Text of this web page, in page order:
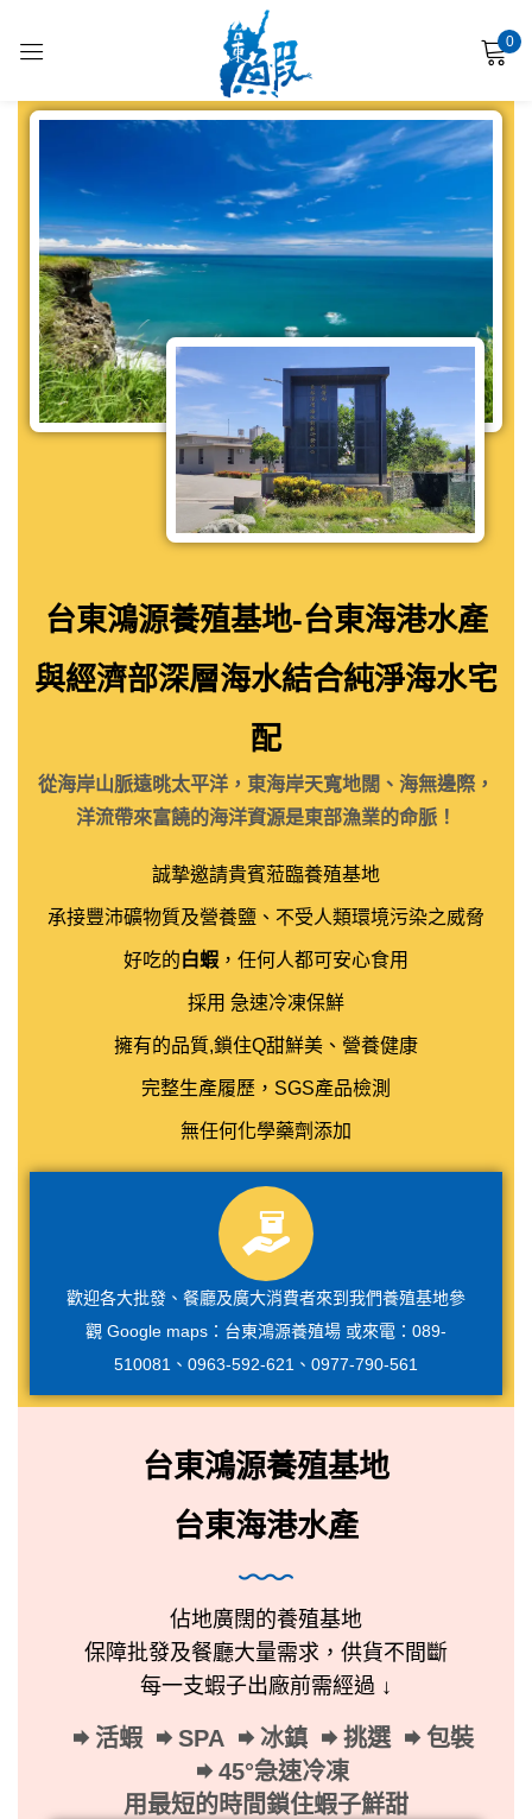
0
台東鴻源養殖基地-台東海港水產
與經濟部深層海水結合純淨海水宅
配
從海岸山脈遠晀太平洋，東海岸天寬地闊、海無邊際，
洋流帶來富饒的海洋資源是東部漁業的命脈！
誠摯邀請貴賓蒞臨養殖基地
承接豐沛礦物質及營養鹽、不受人類環境污染之威脅
好吃的白蝦 ，任何人都可安心食用
採用 急速冷凍保鮮
擁有的品質,鎖住Q甜鮮美、營養健康
完整生產履歷，SGS產品檢測
無任何化學藥劑添加
歡迎各大批發、餐廳及廣大消費者來到我們養殖基地參
觀 Google maps：台東鴻源養殖場 或來電：089-
510081、0963-592-621、0977-790-561
台東鴻源養殖基地
台東海港水產
佔地廣闊的養殖基地
保障批發及餐廳大量需求，供貨不間斷
每一支蝦子出廠前需經過 ↓
活蝦 SPA 冰鎮 挑選
包裝
45°急速冷凍
用最短的時間鎖住蝦子鮮甜
登入
使用您的社交帳號登錄
記住帳號 忘記密碼?
登入
建立帳號